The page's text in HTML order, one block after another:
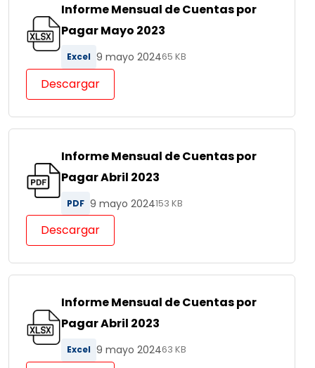
Informe Mensual de Cuentas por
Pagar Mayo 2023
Excel 9 mayo 202465 KB
Descargar
Informe Mensual de Cuentas por
Pagar Abril 2023
PDF 9 mayo 2024153 KB
Descargar
Informe Mensual de Cuentas por
Pagar Abril 2023
Excel 9 mayo 202463 KB